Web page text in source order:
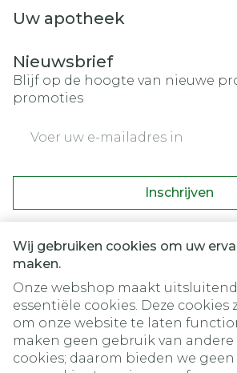
Wij gebruiken cookies om uw
maken.
Onze webshop maakt
essentiële cookies. Deze
om onze website te laten
maken geen gebruik van andere
cookies; daarom bieden we
Uw apotheek
Nieuwsbrief
Blijf op de hoogte van nieuwe
promoties
Inschrijven
nieuwsbrief en gaat u akkoord met